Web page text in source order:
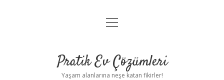
Anasayfa
Yasal Uyarı
menüyü
Pratik Ev Çözümleri
Yaşam alanlarına neşe katan fikirler!